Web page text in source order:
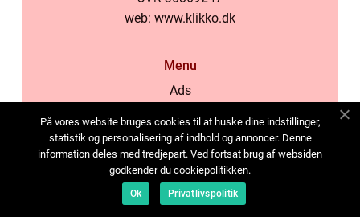
web: www.klikko.dk
Menu
Ads
Cookies
Contact
Sitemap
På vores website bruges cookies til at huske dine indstillinger,
statistik og personalisering af indhold og annoncer. Denne
information deles med tredjepart. Ved fortsat brug af websiden
godkender du cookiepolitikken.
Ok Privatlivspolitik